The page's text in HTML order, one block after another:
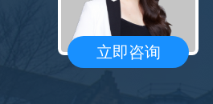
立即咨询